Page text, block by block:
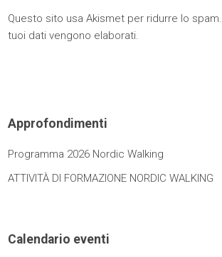
Questo sito usa Akismet per ridurre lo spam.
tuoi dati vengono elaborati.
Approfondimenti
Programma 2026 Nordic Walking
ATTIVITÀ DI FORMAZIONE NORDIC WALKING
Calendario eventi